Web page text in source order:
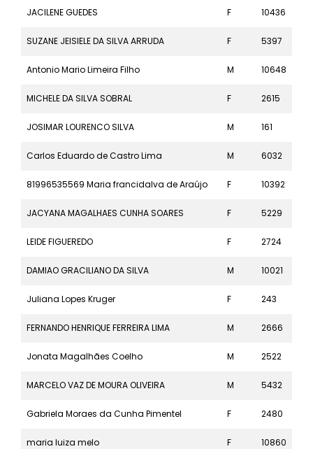
JACILENE GUEDES F 10436
SUZANE JEISIELE DA SILVA ARRUDA F 5397
Antonio Mario Limeira Filho M 10648
MICHELE DA SILVA SOBRAL F 2615
JOSIMAR LOURENCO SILVA M 161
Carlos Eduardo de Castro Lima M 6032
81996535569 Maria francidalva de Araújo F 10392
JACYANA MAGALHAES CUNHA SOARES F 5229
LEIDE FIGUEREDO F 2724
DAMIAO GRACILIANO DA SILVA M 10021
Juliana Lopes Kruger F 243
FERNANDO HENRIQUE FERREIRA LIMA M 2666
Jonata Magalhães Coelho M 2522
MARCELO VAZ DE MOURA OLIVEIRA M 5432
Gabriela Moraes da Cunha Pimentel F 2480
maria luiza melo F 10860